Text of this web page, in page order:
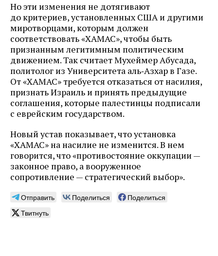
Но эти изменения не дотягивают
до критериев, установленных США и другими
миротворцами, которым должен
соответствовать «ХАМАС», чтобы быть
признанным легитимным политическим
движением. Так считает Мухеймер Абусада,
политолог из Университета аль‑Азхар в Газе.
От «ХАМАС» требуется отказаться от насилия,
признать Израиль и принять предыдущие
соглашения, которые палестинцы подписали
с еврейским государством.
Новый устав показывает, что установка
«ХАМАС» на насилие не изменится. В нем
говорится, что «противостояние оккупации —
законное право, а вооруженное
сопротивление — стратегический выбор».
Отправить Поделиться
Поделиться
Твитнуть